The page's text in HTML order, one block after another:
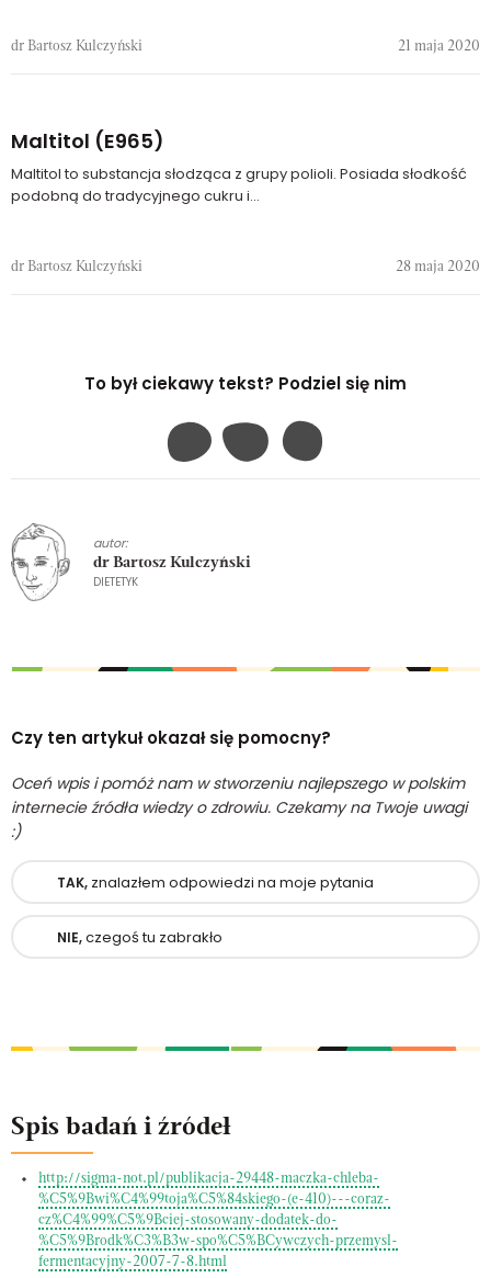
dr Bartosz Kulczyński 21 maja 2020
Maltitol (E965)
Maltitol to substancja słodząca z grupy polioli. Posiada słodkość
podobną do tradycyjnego cukru i...
dr Bartosz Kulczyński 28 maja 2020
To był ciekawy tekst? Podziel się nim
autor:
dr Bartosz Kulczyński
DIETETYK
Czy ten artykuł okazał się pomocny?
Oceń wpis i pomóż nam w stworzeniu najlepszego w polskim
internecie źródła wiedzy o zdrowiu. Czekamy na Twoje uwagi
:)
TAK, znalazłem odpowiedzi na moje pytania
NIE,czegoś tu zabrakło
Spis badań i źródeł
http://sigma-not.pl/publikacja-29448-maczka-chleba-
%C5%9Bwi%C4%99toja%C5%84skiego-(e-410)---coraz-
cz%C4%99%C5%9Bciej-stosowany-dodatek-do-
%C5%9Brodk%C3%B3w-spo%C5%BCywczych-przemysl-
fermentacyjny-2007-7-8.html